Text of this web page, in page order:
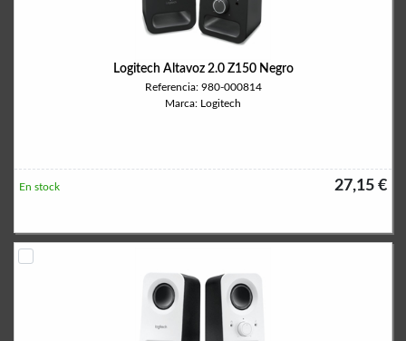
Logitech Altavoz 2.0 Z150 Negro
Referencia: 980-000814
Marca: Logitech
27,15 €
En stock